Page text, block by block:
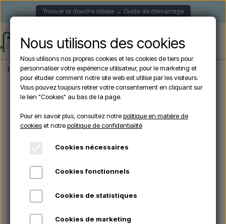
Trouver la douche idéale → Guide de démarrage
Page d'accueil Douche de Jardin Douches autoportantes Demerx Pure
Nous utilisons des cookies
Nous utilisons nos propres cookies et les cookies de tiers pour
personnaliser votre expérience utilisateur, pour le marketing et
pour étudier comment notre site web est utilisé par les visiteurs.
Vous pouvez toujours retirer votre consentement en cliquant sur
le lien "Cookies" au bas de la page.
Pour en savoir plus, consultez notrepolitique en matière de
cookieset notrepolitique de confidentialité
Cookies nécessaires
Cookies fonctionnels
Cookies de statistiques
Cookies de marketing